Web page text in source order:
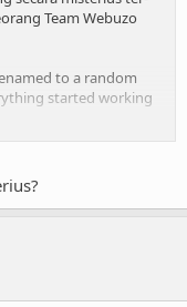
Team Webuzo
to a random
started working
karena memang